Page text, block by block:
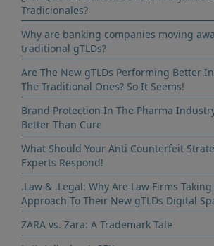
Tradicionales?
Why are banking companies moving
traditional gTLDs?
Are The New gTLDs Performing Better
The Traditional Ones? So It Seems!
Brand Protection In The Pharma
Better Than Cure
What Should Your Anti Counterfeit
Experts Respond!
.Law & .Legal: Why Are Law Firms
Approach To Their New gTLDs Digital
ZARA vs. Zara: A Trademark Tale